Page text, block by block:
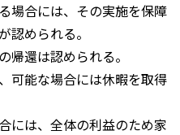
場合には、その実施を保障
認められる。
帰還は認められる。
可能な場合には休暇を取得
には、全体の利益のため家